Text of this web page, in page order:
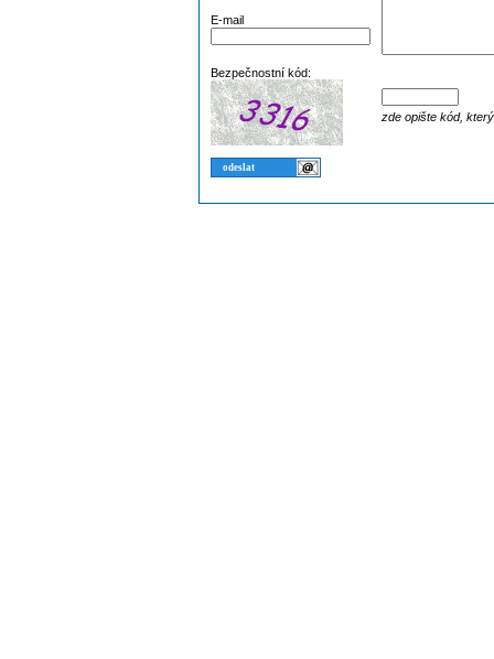
E-mail
Bezpečnostní kód:
zde opište kód,